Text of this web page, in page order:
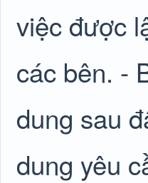
việc được
các bên. -
dung sau
dung yêu